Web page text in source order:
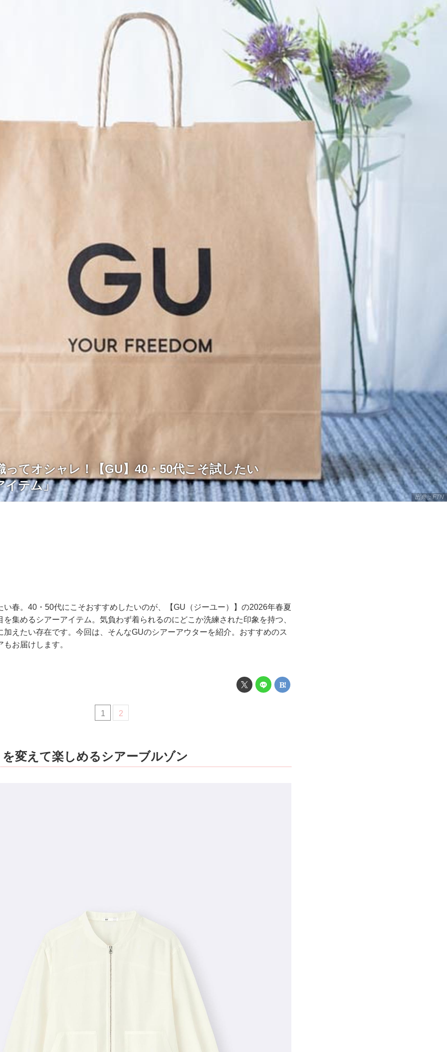
出典：FTN
ってオシャレ！【GU】40・50代こそ試したい
イテム」
い春。40・50代にこそおすすめしたいのが、【GU（ジーユー）】の2026年春夏
を集めるシアーアイテム。気負わず着られるのにどこか洗練された印象を持つ、
加えたい存在です。今回は、そんなGUのシアーアウターを紹介。おすすめのス
お届けします。
1 2
変えて楽しめるシアーブルゾン